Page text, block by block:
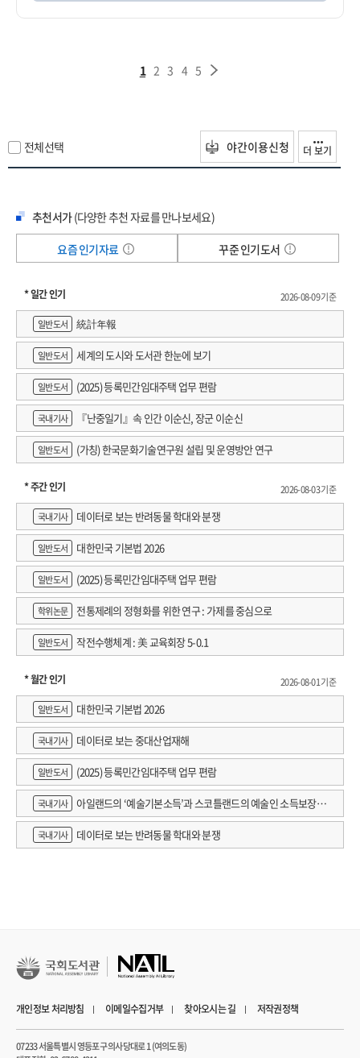
1 2 3 4 5
전체선택 야간이용신청 더 보기
추천서가(다양한 추천 자료를 만나보세요)
요즘 인기자료
꾸준 인기도서
* 일간 인기
2026-08-09 기준
일반도서
統計年報
일반도서 세계의 도시와 도서관 한눈에 보기
일반도서 (2025) 등록민간임대주택 업무 편람
국내기사 『난중일기』속 인간 이순신, 장군 이순신
일반도서 (가칭) 한국문화기술연구원 설립 및 운영방안 연구
* 주간 인기
2026-08-03 기준
국내기사
데이터로 보는 반려동물 학대와 분쟁
일반도서 대한민국 기본법 2026
일반도서 (2025) 등록민간임대주택 업무 편람
학위논문 전통제례의 정형화를 위한 연구 : 가제를 중심으로
일반도서 작전수행체계 : 美 교육회장 5-0.1
* 월간 인기
2026-08-01 기준
일반도서
대한민국 기본법 2026
국내기사 데이터로 보는 중대산업재해
일반도서 (2025) 등록민간임대주택 업무 편람
국내기사
아일랜드의 ‘예술기본소득’과 스코틀랜드의 예술인 소득보장정
책 논의
국내기사 데이터로 보는 반려동물 학대와 분쟁
개인정보 처리방침 이메일수집거부 찾아오시는 길 저작권정책
07233 서울특별시 영등포구 의사당대로 1 (여의도동)